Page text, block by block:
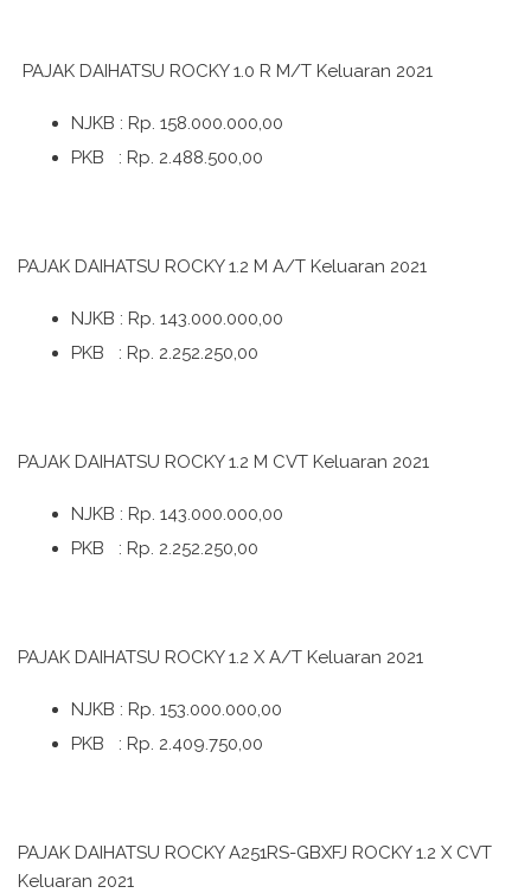
PAJAK DAIHATSU ROCKY 1.0 R M/T Keluaran 2021
NJKB : Rp. 158.000.000,00
PKB : Rp. 2.488.500,00
PAJAK DAIHATSU ROCKY 1.2 M A/T Keluaran 2021
NJKB : Rp. 143.000.000,00
PKB : Rp. 2.252.250,00
PAJAK DAIHATSU ROCKY 1.2 M CVT Keluaran 2021
NJKB : Rp. 143.000.000,00
PKB : Rp. 2.252.250,00
PAJAK DAIHATSU ROCKY 1.2 X A/T Keluaran 2021
NJKB : Rp. 153.000.000,00
PKB : Rp. 2.409.750,00
PAJAK DAIHATSU ROCKY A251RS-GBXFJ ROCKY 1.2 X CVT
Keluaran 2021